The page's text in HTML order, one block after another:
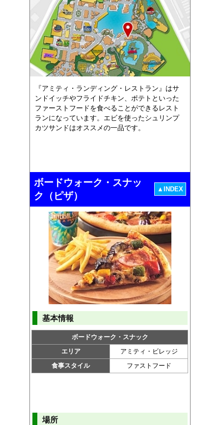
『アミティ・ランディング・レストラン』はサ
ンドイッチやフライドチキン、ポテトといった
ファーストフードを食べることができるレスト
ランになっています。エビを使ったシュリンプ
カツサンドはオススメの一品です。
ボードウォーク・スナッ
ク（ピザ）
▲INDEX
基本情報
ボードウォーク・スナック
エリア
アミティ・ビレッジ
食事スタイル
ファストフード
場所